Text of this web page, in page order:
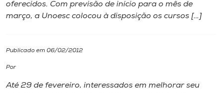
Internacionalização
oferecidos. Com previsão de início para o mês de
março, a Unoesc colocou à disposição os cursos […]
Publicado em 06/02/2012
Por
Até 29 de fevereiro, interessados em melhorar seu